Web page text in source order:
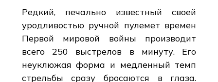
Редкий, печально известный своей
уродливостью ручной пулемет времен
Первой мировой войны производит
всего 250 выстрелов в минуту. Его
неуклюжая форма и медленный темп
стрельбы сразу бросаются в глаза.